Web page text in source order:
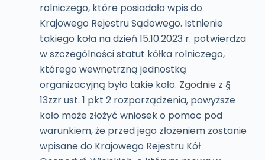
rolniczego, które posiadało wpis do
Krajowego Rejestru Sądowego. Istnienie
takiego koła na dzień 15.10.2023 r. potwierdza
w szczególności statut kółka rolniczego,
którego wewnętrzną jednostką
organizacyjną było takie koło. Zgodnie z §
13zzr ust. 1 pkt 2 rozporządzenia, powyższe
koło może złożyć wniosek o pomoc pod
warunkiem, że przed jego złożeniem zostanie
wpisane do Krajowego Rejestru Kół